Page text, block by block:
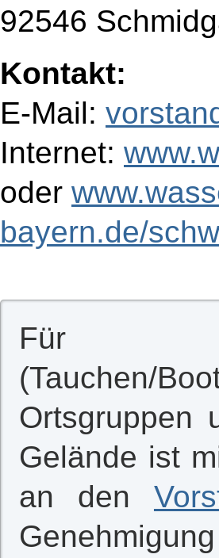
92546
Kontakt:
E-Mail:
Internet:
oder
bayern.de/
Für
(Tauchen/
Ortsgruppen
Gelände ist
an den